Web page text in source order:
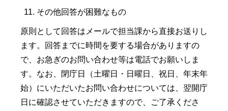
その他回答が困難なもの
原則として回答はメールで担当課から直接お送りし
ます。回答までに時間を要する場合がありますの
で、お急ぎのお問い合わせ等は電話でお願いしま
す。なお、閉庁日（土曜日・日曜日、祝日、年末年
始）にいただいたお問い合わせについては、翌開庁
日に確認させていただきますので、ご了承くださ